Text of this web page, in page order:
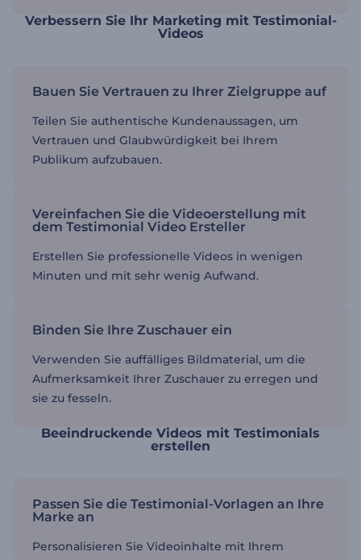
Verbessern Sie Ihr Marketing mit Testimonial-
Videos
Bauen Sie Vertrauen zu Ihrer Zielgruppe auf
Teilen Sie authentische Kundenaussagen, um
Vertrauen und Glaubwürdigkeit bei Ihrem
Publikum aufzubauen.
Vereinfachen Sie die Videoerstellung mit
dem Testimonial Video Ersteller
Erstellen Sie professionelle Videos in wenigen
Minuten und mit sehr wenig Aufwand.
Binden Sie Ihre Zuschauer ein
Verwenden Sie auffälliges Bildmaterial, um die
Aufmerksamkeit Ihrer Zuschauer zu erregen und
sie zu fesseln.
Beeindruckende Videos mit Testimonials
erstellen
Passen Sie die Testimonial-Vorlagen an Ihre
Marke an
Personalisieren Sie Videoinhalte mit Ihrem